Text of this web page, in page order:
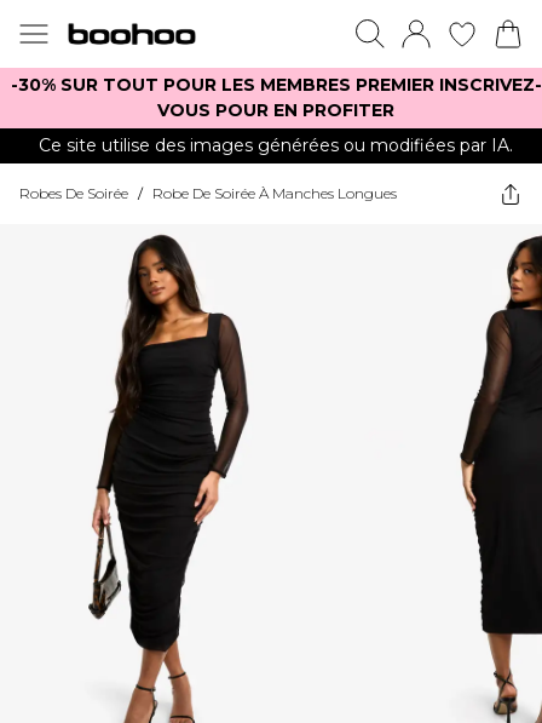
-30% SUR TOUT POUR LES MEMBRES PREMIER INSCRIVEZ-
VOUS POUR EN PROFITER
Ce site utilise des images générées ou modifiées par IA.
Robes De Soirée / Robe De Soirée À Manches Longues